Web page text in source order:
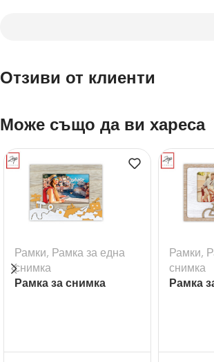
Отзиви от клиенти
Може също да ви хареса
Рамки, Рамка за една
снимка
Рамка за снимка
Рамки,
снимка
Рамка